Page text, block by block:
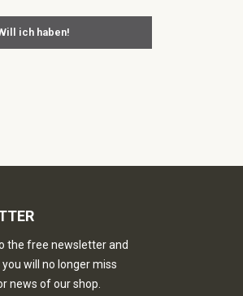
gewünschten Wert ein
ich haben!
the free newsletter and
will no longer miss
news of our shop.